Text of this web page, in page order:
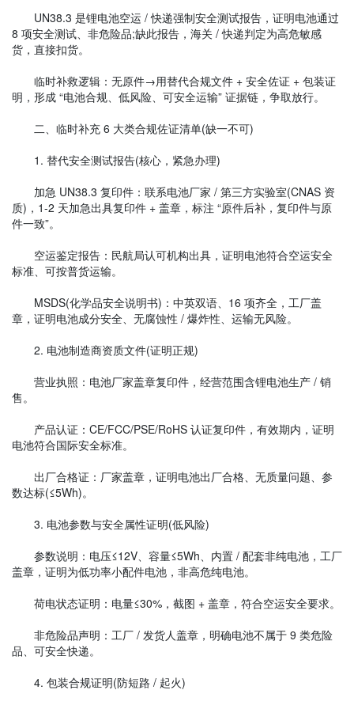
UN38.3 是锂电池空运 / 快递强制安全测试报告，证明电池通过
8 项安全测试、非危险品;缺此报告，海关 / 快递判定为高危敏感
货，直接扣货。
临时补救逻辑：无原件→用替代合规文件 + 安全佐证 + 包装证
明，形成 “电池合规、低风险、可安全运输” 证据链，争取放行。
二、临时补充 6 大类合规佐证清单(缺一不可)
1. 替代安全测试报告(核心，紧急办理)
加急 UN38.3 复印件：联系电池厂家 / 第三方实验室(CNAS 资
质)，1-2 天加急出具复印件 + 盖章，标注 “原件后补，复印件与原
件一致”。
空运鉴定报告：民航局认可机构出具，证明电池符合空运安全
标准、可按普货运输。
MSDS(化学品安全说明书)：中英双语、16 项齐全，工厂盖
章，证明电池成分安全、无腐蚀性 / 爆炸性、运输无风险。
2. 电池制造商资质文件(证明正规)
营业执照：电池厂家盖章复印件，经营范围含锂电池生产 / 销
售。
产品认证：CE/FCC/PSE/RoHS 认证复印件，有效期内，证明
电池符合国际安全标准。
出厂合格证：厂家盖章，证明电池出厂合格、无质量问题、参
数达标(≤5Wh)。
3. 电池参数与安全属性证明(低风险)
参数说明：电压≤12V、容量≤5Wh、内置 / 配套非纯电池，工厂
盖章，证明为低功率小配件电池，非高危纯电池。
荷电状态证明：电量≤30%，截图 + 盖章，符合空运安全要求。
非危险品声明：工厂 / 发货人盖章，明确电池不属于 9 类危险
品、可安全快递。
4. 包装合规证明(防短路 / 起火)